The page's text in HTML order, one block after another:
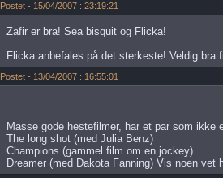
Postet - 15/04/2007 : 23:19:21
Zafir er bra! Sea bisquit og Flicka!
Flicka anbefales på det sterkeste! Veldig
Postet - 13/04/2007 : 16:55:01
Masse gode hestefilmer, har et par som ikke
The long shot (med Julia Benz)
Champions (gammel film om en jockey)
Dreamer (med Dakota Fanning) Vis noen